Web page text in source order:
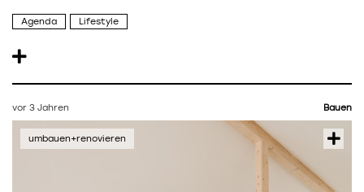
Agenda Lifestyle
vor 3 Jahren Bauen